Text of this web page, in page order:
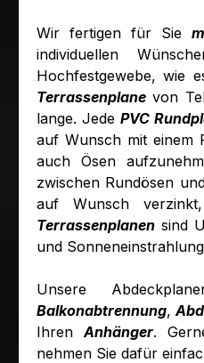
Wir fertigen für Sie
individuellen
Hochfestgewebe, wie
Terrassenplane von
lange. Jede PVC
auf Wunsch mit einem
auch Ösen
zwischen Rundösen
auf Wunsch
Terrassenplanen sind
und
Unsere
Balkonabtrennung,
IhrenAnhänger.
nehmen Sie dafür